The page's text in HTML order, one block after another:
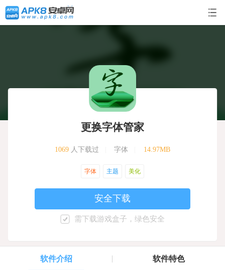
更换字体管家
1069 人下载过 字体 14.97MB
字体 主题 美化
安全下载
需下载游戏盒子，绿色安全
软件介绍 软件特色